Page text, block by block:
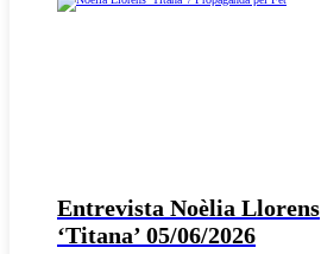
Entrevista Noèlia Llorens
‘Titana’ 05/06/2026